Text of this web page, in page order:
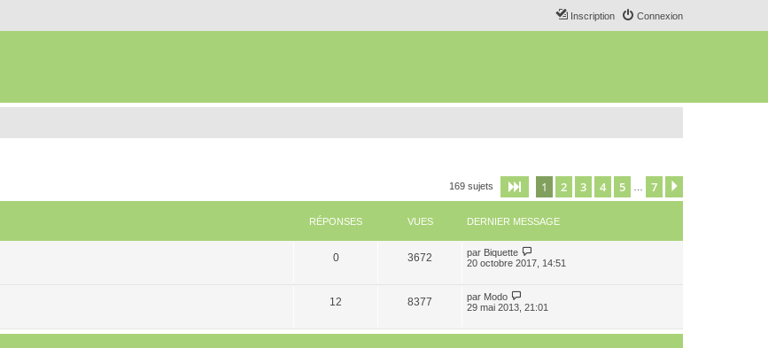
Connexion
Inscription
169 sujets Page sur7
1 2 3 4 5 7
RÉPONSES VUES DERNIER MESSAGE
0 3672 par Biquette
20 octobre 2017, 14:51
12 8377 par Modo
29 mai 2013, 21:01